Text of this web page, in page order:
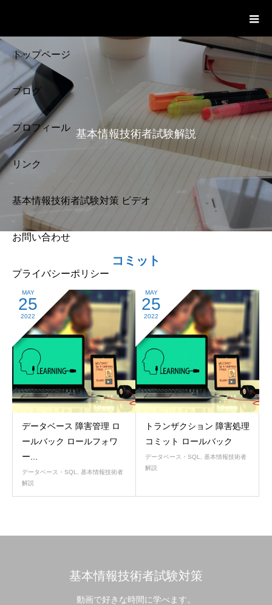
トップページ
ブログ
プロフィール
リンク
基本情報技術者試験対策 ビデオ
お問い合わせ
プライバシーポリシー
基本情報技術者試験解説
コミット
MAY
25
2022
データベース 障害管理 ロ
ールバック ロールフォワ
ー...
データベース・SQL
基本情報技術者
解説
MAY
25
2022
トランザクション 障害処理
コミット ロールバック
データベース・SQL
基本情報技術者
解説
基本情報技術者試験対策
動画で好きな時間に学べます。